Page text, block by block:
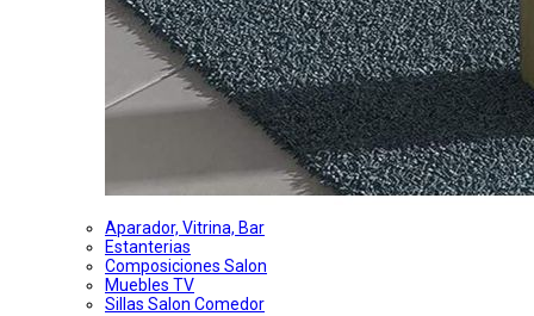
Aparador, Vitrina, Bar
Estanterias
Composiciones Salon
Muebles TV
Sillas Salon Comedor